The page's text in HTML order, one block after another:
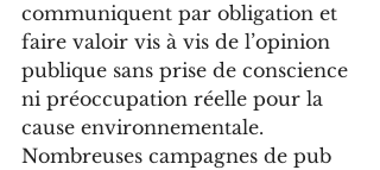
communiquent par obligation et
faire valoir vis à vis de l’opinion
publique sans prise de conscience
ni préoccupation réelle pour la
cause environnementale.
Nombreuses campagnes de pub